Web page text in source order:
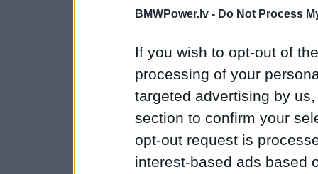
BMWPower.lv - Do Not Process
If you wish to opt-out of
processing of your
targeted advertising by
section to confirm your
opt-out request is
interest-based ads based